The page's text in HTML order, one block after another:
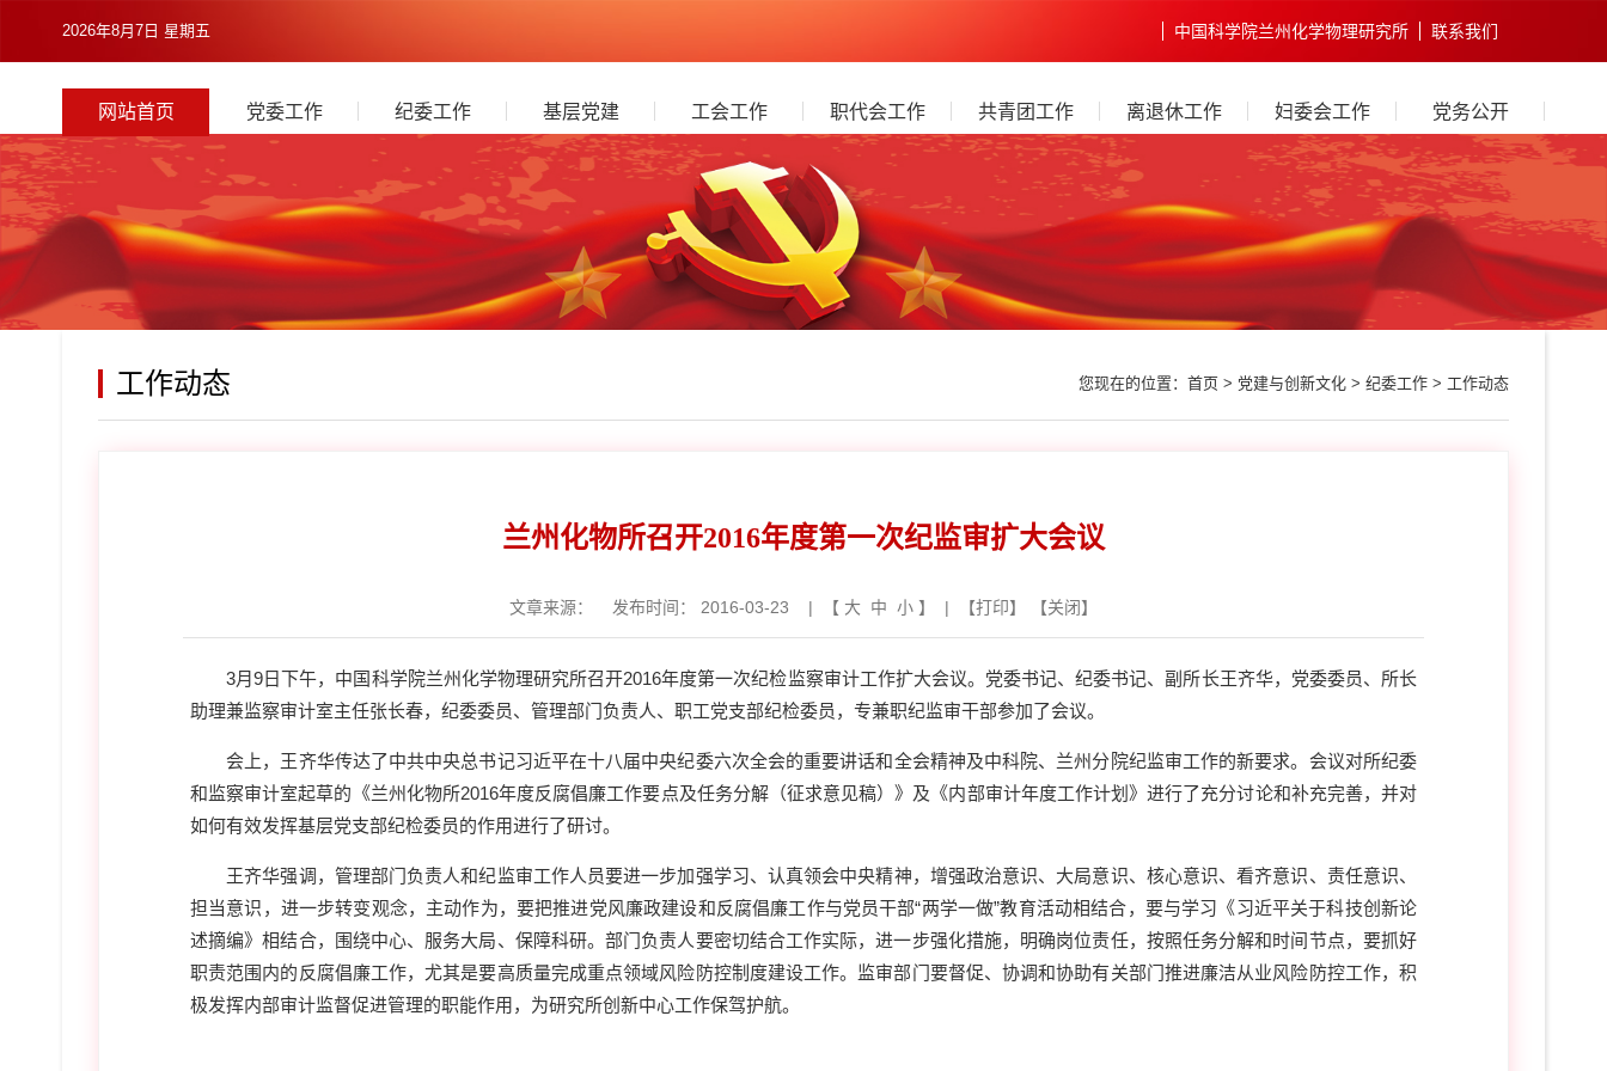
2026年8月7日 星期五 中国科学院兰州化学物理研究所 联系我们
网站首页 党委工作 纪委工作 基层党建 工会工作 职代会工作 共青团工作 离退休工作 妇委会工作 党务公开
工作动态 您现在的位置： 首页> 党建与创新文化> 纪委工作> 工作动态
兰州化物所召开2016年度第一次纪监审扩大会议
文章来源： 发布时间： 2016-03-23 | 【 大 中 小 】 | 【打印】 【关闭】
3月9日下午，中国科学院兰州化学物理研究所召开2016年度第一次纪检监察审计工作扩大会议。党委书记、纪委书记、副所长王齐华，党委委员、所长
助理兼监察审计室主任张长春，纪委委员、管理部门负责人、职工党支部纪检委员，专兼职纪监审干部参加了会议。
会上，王齐华传达了中共中央总书记习近平在十八届中央纪委六次全会的重要讲话和全会精神及中科院、兰州分院纪监审工作的新要求。会议对所纪委
和监察审计室起草的《兰州化物所2016年度反腐倡廉工作要点及任务分解（征求意见稿）》及《内部审计年度工作计划》进行了充分讨论和补充完善，并对
如何有效发挥基层党支部纪检委员的作用进行了研讨。
王齐华强调，管理部门负责人和纪监审工作人员要进一步加强学习、认真领会中央精神，增强政治意识、大局意识、核心意识、看齐意识、责任意识、
担当意识，进一步转变观念，主动作为，要把推进党风廉政建设和反腐倡廉工作与党员干部“两学一做”教育活动相结合，要与学习《习近平关于科技创新论
述摘编》相结合，围绕中心、服务大局、保障科研。部门负责人要密切结合工作实际，进一步强化措施，明确岗位责任，按照任务分解和时间节点，要抓好
职责范围内的反腐倡廉工作，尤其是要高质量完成重点领域风险防控制度建设工作。监审部门要督促、协调和协助有关部门推进廉洁从业风险防控工作，积
极发挥内部审计监督促进管理的职能作用，为研究所创新中心工作保驾护航。